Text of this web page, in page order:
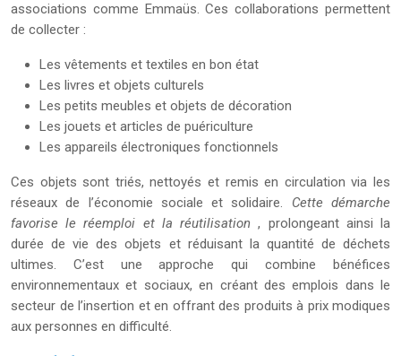
associations comme Emmaüs. Ces collaborations permettent
de collecter :
Les vêtements et textiles en bon état
Les livres et objets culturels
Les petits meubles et objets de décoration
Les jouets et articles de puériculture
Les appareils électroniques fonctionnels
Ces objets sont triés, nettoyés et remis en circulation via les
réseaux de l’économie sociale et solidaire. Cette démarche
favorise le réemploi et la réutilisation, prolongeant ainsi la
durée de vie des objets et réduisant la quantité de déchets
ultimes. C’est une approche qui combine bénéfices
environnementaux et sociaux, en créant des emplois dans le
secteur de l’insertion et en offrant des produits à prix modiques
aux personnes en difficulté.